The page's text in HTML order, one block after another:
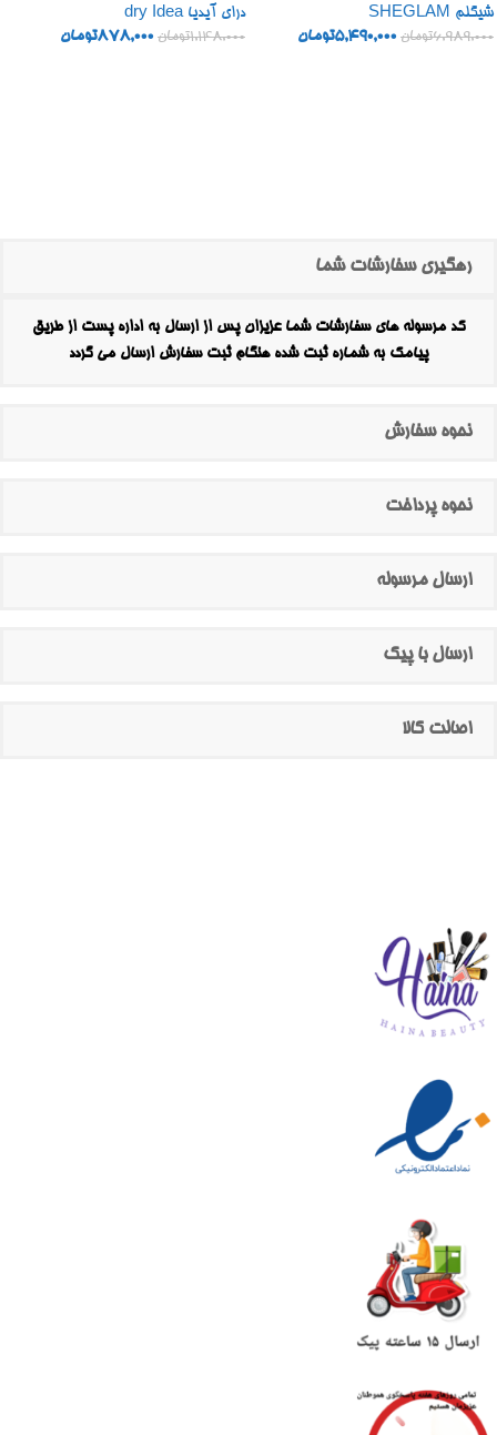
شیگلم SHEGLAM
6,989,000تومان 5,490,000تومان
درای آیدیا dry Idea
1,148,000تومان 878,000تومان
رهگیری سفارشات شما
کد مرسوله های سفارشات شما عزیزان پس از ارسال به اداره پست از طریق
پیامک به شماره ثبت شده هنگام ثبت سفارش ارسال می گردد
نحوه سفارش
نحوه پرداخت
ارسال مرسوله
ارسال با پیک
اصالت کالا